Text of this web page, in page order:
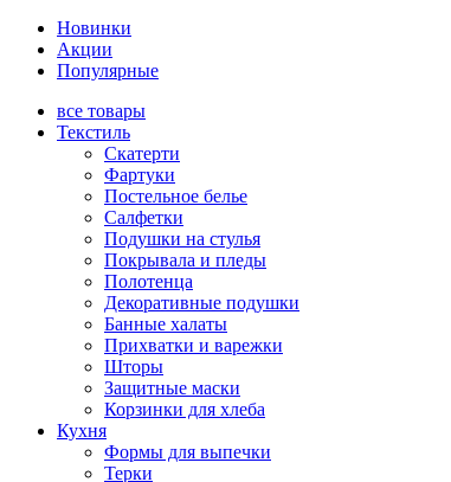
Новинки
Акции
Популярные
все товары
Текстиль
Скатерти
Фартуки
Постельное белье
Салфетки
Подушки на стулья
Покрывала и пледы
Полотенца
Декоративные подушки
Банные халаты
Прихватки и варежки
Шторы
Защитные маски
Корзинки для хлеба
Кухня
Формы для выпечки
Терки